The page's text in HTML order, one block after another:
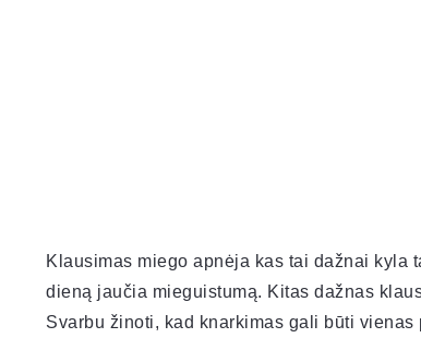
Klausimas miego apnėja kas tai dažnai kyla
dieną jaučia mieguistumą. Kitas dažnas
Svarbu žinoti, kad knarkimas gali būti